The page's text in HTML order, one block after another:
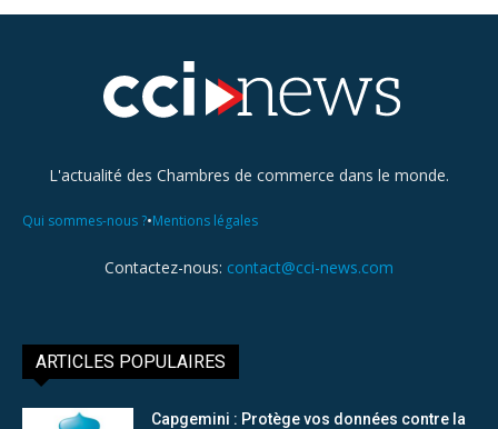
L'actualité des Chambres de commerce dans le monde.
Qui sommes-nous ?•Mentions légales
Contactez-nous: contact@cci-news.com
ARTICLES POPULAIRES
Capgemini : Protège vos données contre la